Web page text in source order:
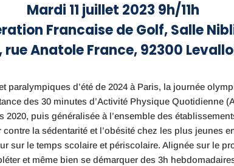
Mardi 11 juillet 2023 9h/11h
Francaise de Golf, Salle
rue Anatole France, 92300
paralympiques d’été de 2024 à Paris, la journée
des 30 minutes d’Activité Physique Quotidienne
2020, puis généralisée à l’ensemble des
la sédentarité et l’obésité chez les plus jeunes
sur le temps scolaire et périscolaire. Alignée sur le
et même bien se démarquer des 3h